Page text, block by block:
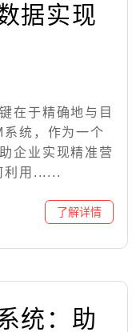
据实现
在于精确地与目
统，作为一个
企业实现精准营
利用......
统：助